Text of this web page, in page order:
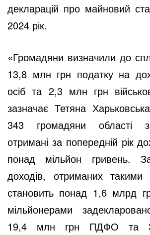
декларацій про майновий
2024 рік.
«Громадяни визначили до
13,8 млн грн податку на
осіб та 2,3 млн грн
зазначає Тетяна
343 громадяни області
отримані за попередній рік
понад мільйон гривень.
доходів, отриманих такими
становить понад 1,6 млрд
мільйонерами
19,4 млн грн ПДФО та